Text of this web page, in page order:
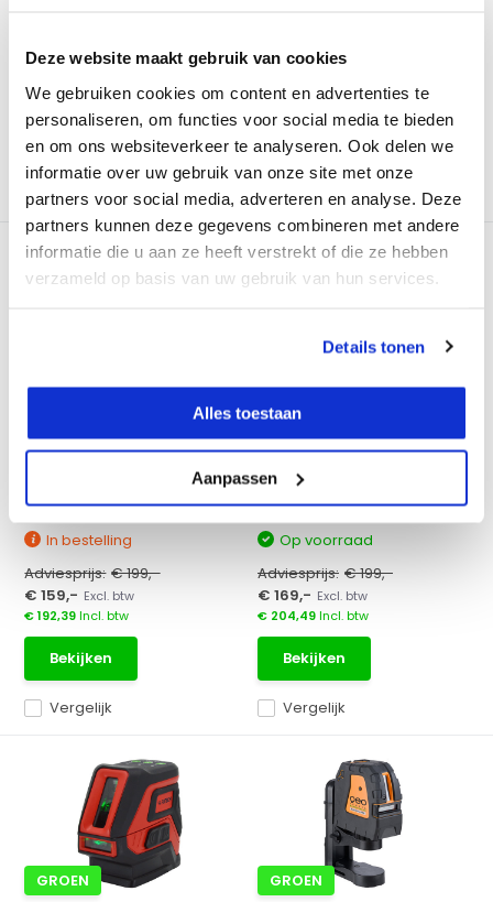
Deze website maakt gebruik van cookies
We gebruiken cookies om content en advertenties te
personaliseren, om functies voor social media te bieden
en om ons websiteverkeer te analyseren. Ook delen we
informatie over uw gebruik van onze site met onze
partners voor social media, adverteren en analyse. Deze
partners kunnen deze gegevens combineren met andere
informatie die u aan ze heeft verstrekt of die ze hebben
verzameld op basis van uw gebruik van hun services.
Details tonen
Alles toestaan
Aanpassen
Vergelijk
Adviesprijs: € 229,-
€ 149,-
€ 180,29Incl. btw
Bekijken
Vergelijk
Adviesprijs: € 199,-
€ 180,29 Incl. btw
Bekijken
De vernieuwde,
Vergelijk
In bestelling
Adviesprijs: € 199,-
€ 159,- Excl. btw
€ 192,39Incl. btw
Bekijken
Lijnlaser Set
Compacte lijnlaser met een
Vergelijk
Op voorraad
Adviesprijs: € 199,-
€ 169,- Excl. btw
€ 204,49 Incl. btw
Bekijken
GROEN
GROEN